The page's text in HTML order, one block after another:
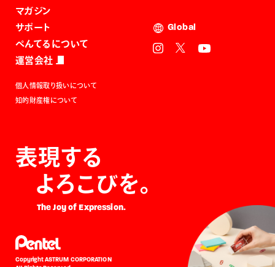
マガジン
サポート
ぺんてるについて
運営会社
Global
個人情報取り扱いについて
知的財産権について
表現する
よろこびを。
The Joy of Expression.
Copyright ASTRUM CORPORATION